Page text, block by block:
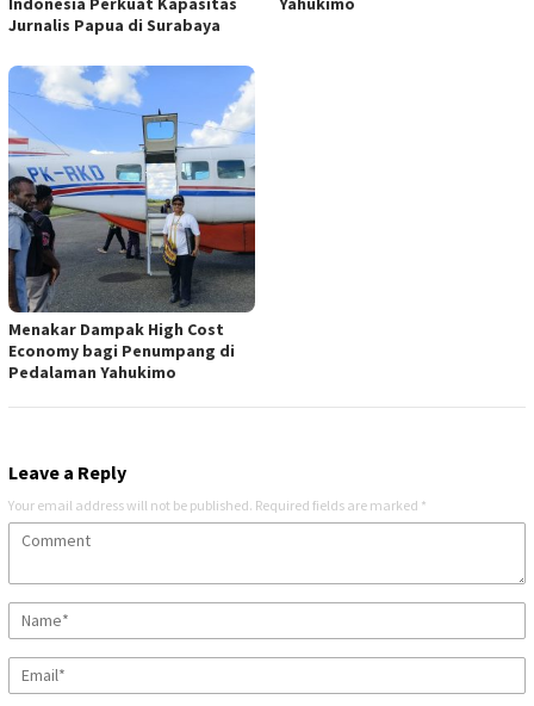
Jurnalis Papua di Surabaya
Menakar Dampak High Cost
Economy bagi Penumpang di
Pedalaman Yahukimo
Leave a Reply
Your email address will not be published. Required fields are marked *